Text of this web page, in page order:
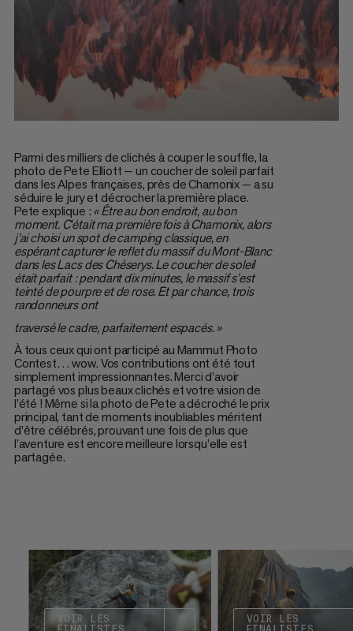
Parmi des milliers de clichés à couper le souffle, la
photo de Pete Elliott — un coucher de soleil parfait
dans les Alpes françaises, près de Chamonix — a su
séduire le jury et décrocher la première place.
Pete explique : « Être au bon endroit, au bon
moment. C’était ma première fois à Chamonix, alors
j’ai choisi un spot de camping classique, en
espérant capturer le reflet du massif du Mont-Blanc
dans les Lacs des Chéserys. Le coucher de soleil
était parfait : pendant dix minutes, le massif s’est
teinté de pourpre et de rose. Et par chance, trois
randonneurs ont
traversé le cadre, parfaitement espacés. »
À tous ceux qui ont participé au Mammut Photo
Contest… wow. Vos contributions ont été tout
simplement impressionnantes. Merci d’avoir
partagé vos plus beaux clichés et votre vision de
l’été ! Même si la photo de Pete a décroché le prix
principal, tant de moments inoubliables méritent
d’être célébrés, prouvant une fois de plus que
l’aventure est encore meilleure lorsqu’elle est
partagée.
VOIR LES
VOIR LES